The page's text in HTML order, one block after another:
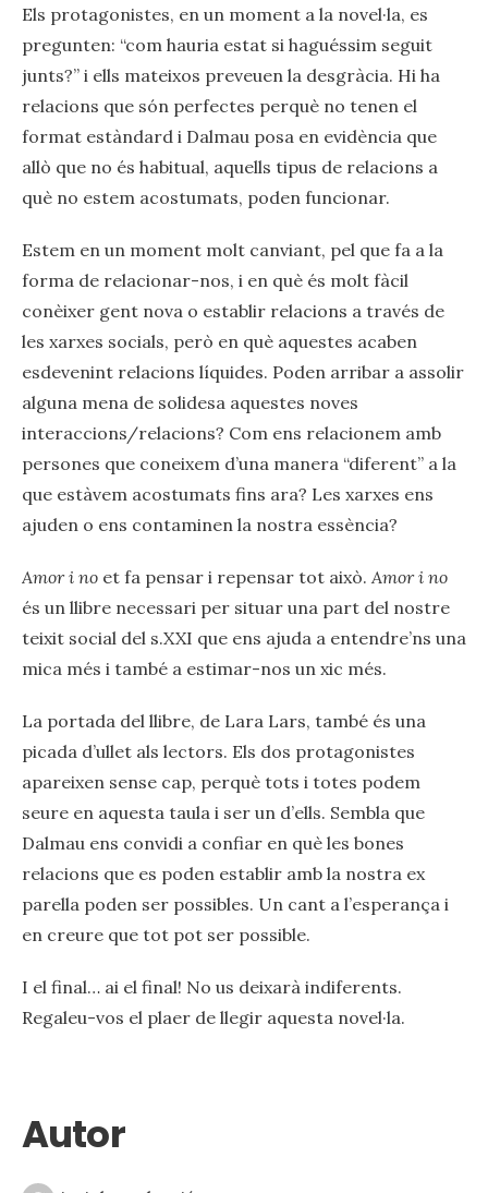
Els protagonistes, en un moment a la novel·la, es
pregunten: “com hauria estat si haguéssim seguit
junts?” i ells mateixos preveuen la desgràcia. Hi ha
relacions que són perfectes perquè no tenen el
format estàndard i Dalmau posa en evidència que
allò que no és habitual, aquells tipus de relacions a
què no estem acostumats, poden funcionar.
Estem en un moment molt canviant, pel que fa a la
forma de relacionar-nos, i en què és molt fàcil
conèixer gent nova o establir relacions a través de
les xarxes socials, però en què aquestes acaben
esdevenint relacions líquides. Poden arribar a assolir
alguna mena de solidesa aquestes noves
interaccions/relacions? Com ens relacionem amb
persones que coneixem d’una manera “diferent” a la
que estàvem acostumats fins ara? Les xarxes ens
ajuden o ens contaminen la nostra essència?
Amor i no et fa pensar i repensar tot això. Amor i no
és un llibre necessari per situar una part del nostre
teixit social del s.XXI que ens ajuda a entendre’ns una
mica més i també a estimar-nos un xic més.
La portada del llibre, de Lara Lars, també és una
picada d’ullet als lectors. Els dos protagonistes
apareixen sense cap, perquè tots i totes podem
seure en aquesta taula i ser un d’ells. Sembla que
Dalmau ens convidi a confiar en què les bones
relacions que es poden establir amb la nostra ex
parella poden ser possibles. Un cant a l’esperança i
en creure que tot pot ser possible.
I el final… ai el final! No us deixarà indiferents.
Regaleu-vos el plaer de llegir aquesta novel·la.
Autor